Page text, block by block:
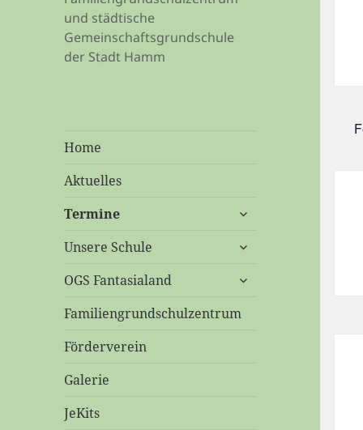
und städtische
Gemeinschaftsgrundschule
der Stadt Hamm
Home
Aktuelles
Termine
untermenü
Unsere Schule
untermenü
OGS Fantasialand
untermenü
Familiengrundschulzentrum
Förderverein
Galerie
JeKits